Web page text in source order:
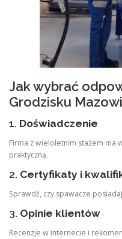
Jak wybrać
Grodzisku
1. Doświadczenie
Firma z wieloletnim stażem ma
praktyczną.
2. Certyfikaty i
Sprawdź, czy spawacze
3. Opinie klientów
Recenzje w internecie i